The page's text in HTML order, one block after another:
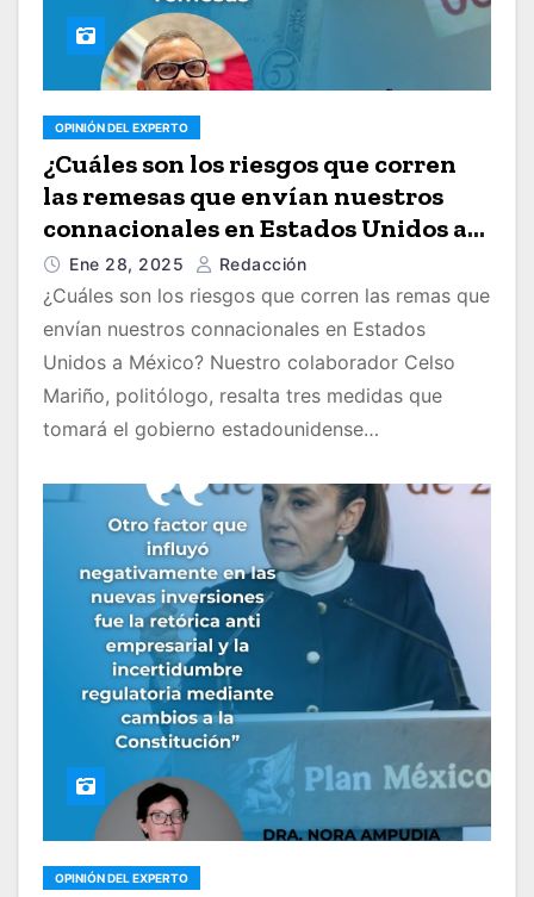
OPINIÓN DEL EXPERTO
¿Cuáles son los riesgos que corren
las remesas que envían nuestros
connacionales en Estados Unidos a
México? El politólogo Celso Mariño
resalta tres medidas del Gobierno
de Donald Trump que tendrán un
impacto directo
Ene 28, 2025 Redacción
¿Cuáles son los riesgos que corren las remas que
envían nuestros connacionales en Estados
Unidos a México? Nuestro colaborador Celso
Mariño, politólogo, resalta tres medidas que
tomará el gobierno estadounidense…
OPINIÓN DEL EXPERTO